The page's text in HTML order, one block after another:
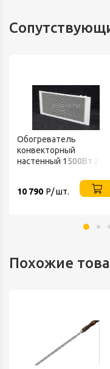
Обогреватель
конвекторный
настенный 1500Вт 220В
10 790 Р/ шт.
Похожие